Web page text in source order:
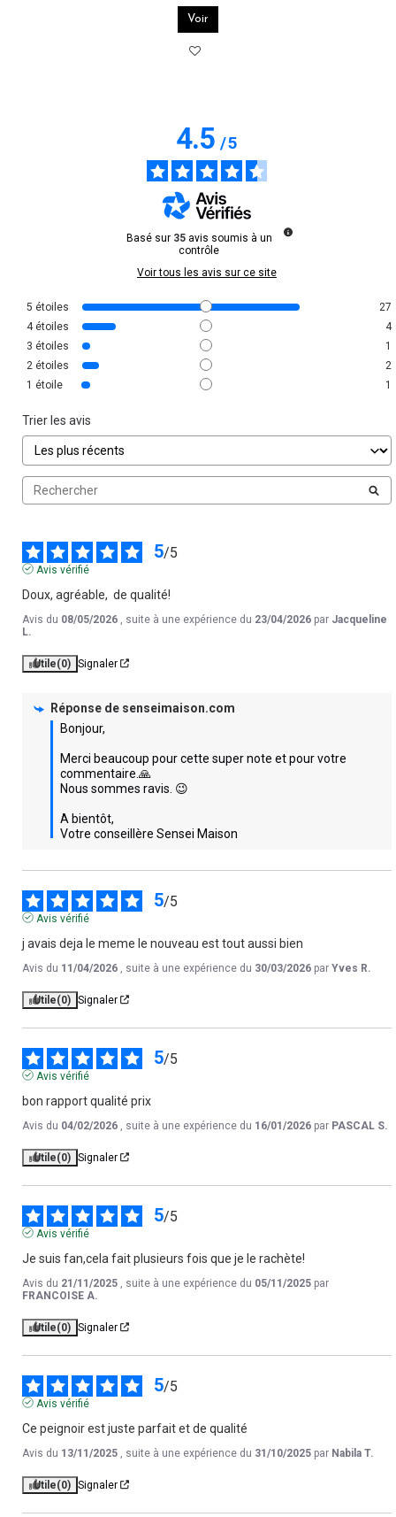
Voir
4.5/5
Basé sur 35 avis soumis à un
contrôle
Voir tous les avis sur ce site
5 étoiles
27
4 étoiles
4
3 étoiles
1
2 étoiles
2
1 étoile 1
Trier les avis
5/5
Avis vérifié
Doux, agréable,  de qualité!
Avis du 08/05/2026 , suite à une expérience du 23/04/2026 par Jacqueline
L.
Utile(0) Signaler
Réponse de senseimaison.com
Bonjour,
Merci beaucoup pour cette super note et pour votre
commentaire.🙏
Nous sommes ravis. 😉
A bientôt,
Votre conseillère Sensei Maison
5/5
Avis vérifié
j avais deja le meme le nouveau est tout aussi bien
Avis du 11/04/2026 , suite à une expérience du 30/03/2026 par Yves R.
Utile(0) Signaler
5/5
Avis vérifié
bon rapport qualité prix
Avis du 04/02/2026 , suite à une expérience du 16/01/2026 par PASCAL S.
Utile(0) Signaler
5/5
Avis vérifié
Je suis fan,cela fait plusieurs fois que je le rachète!
Avis du 21/11/2025 , suite à une expérience du 05/11/2025 par
FRANCOISE A.
Utile(0) Signaler
5/5
Avis vérifié
Ce peignoir est juste parfait et de qualité
Avis du 13/11/2025 , suite à une expérience du 31/10/2025 par Nabila T.
Utile(0) Signaler